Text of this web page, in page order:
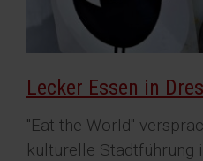
Lecker Essen in
"Eat the World"
kulturelle Stadtführung